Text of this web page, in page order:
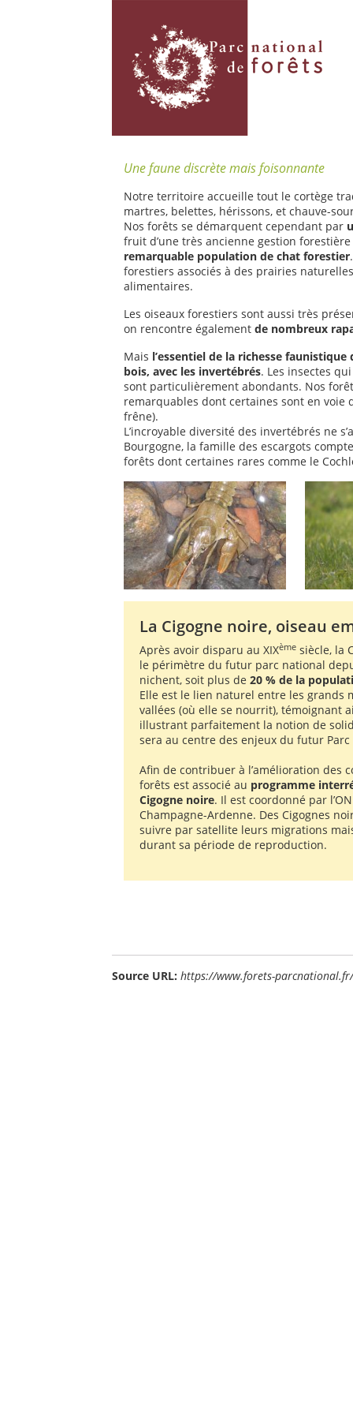
Une faune discrète mais foisonnante
Notre territoire accueille tout le cortège
martres, belettes, hérissons, et chauve-
Nos forêts se démarquent cependant par
fruit d’une très ancienne gestion
remarquable population de chat forestier
forestiers associés à des prairies
alimentaires.
Les oiseaux forestiers sont aussi très
on rencontre également de nombreux
Mais l’essentiel de la richesse
bois, avec les invertébrés. Les insectes
sont particulièrement abondants. Nos
remarquables dont certaines sont en voie
frêne).
L’incroyable diversité des invertébrés ne
Bourgogne, la famille des escargots
forêts dont certaines rares comme le
La Cigogne noire, oiseau
Après avoir disparu au XIXème siècle, la
le périmètre du futur parc national
nichent, soit plus de 20 % de la
Elle est le lien naturel entre les grands
vallées (où elle se nourrit), témoignant
illustrant parfaitement la notion de
sera au centre des enjeux du futur
Afin de contribuer à l’amélioration des
forêts est associé au programme
Cigogne noire. Il est coordonné par
Champagne-Ardenne. Des Cigognes
suivre par satellite leurs migrations
durant sa période de reproduction.
Source URL: https://www.forets-